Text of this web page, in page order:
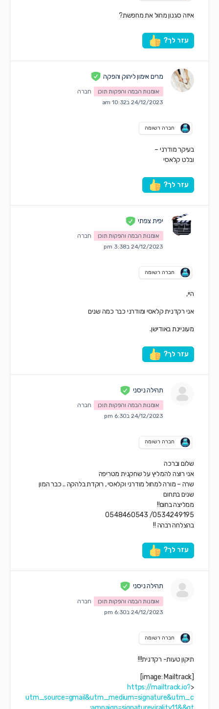
איזה סגנון מחול את מחפשת?
עזר לך?
מרים אימון ליהוק והפקה
אומנות הבמה והפקות תוכן
חברה
24/12/2023 ב10:32 am
חברה רשומה
בעיקר מודרני –
ובלט קלאסי
עזר לך?
יפית צפתי
אומנות הבמה והפקות תוכן
חברה
24/12/2023 ב3:38 pm
חברה רשומה
היי,
אני רקדנית קלאסי ומודרני כבר כמה שנים
מעוניינת באודישן.
עזר לך?
תהילה ניסני
אומנות הבמה והפקות תוכן
חברה
24/12/2023 ב6:30 pm
חברה רשומה
שלום וברכה
אני רוצה להמליץ על שחקנית מטריפה
שרה – מורה למחול מודרני וקלאסי , רוקדת בלהקה .. כבר המון
שנים בתחום
ממליצה בחום!!
0534249195/ 0548460543
בהצלחה רבהה !!
עזר לך?
תהילה ניסני
אומנות הבמה והפקות תוכן
חברה
24/12/2023 ב6:30 pm
חברה רשומה
תיקון טעות- רקדנית!!!
[image: Mailtrack]
<
https://mailtrack.io?
utm_source=gmail&utm_medium=signature&utm_c